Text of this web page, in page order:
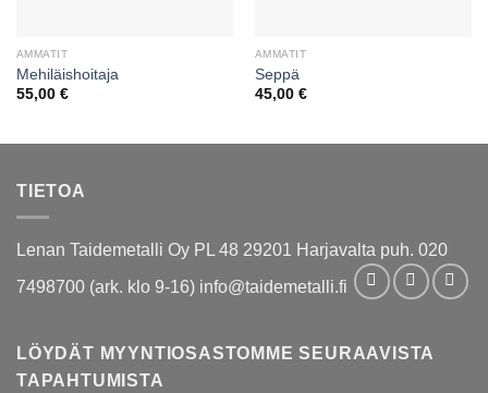
AMMATIT
Mehiläishoitaja
55,00 €
AMMATIT
Seppä
45,00 €
TIETOA
Lenan Taidemetalli Oy PL 48 29201 Harjavalta puh. 020
7498700 (ark. klo 9-16) info@taidemetalli.fi
LÖYDÄT MYYNTIOSASTOMME SEURAAVISTA
TAPAHTUMISTA